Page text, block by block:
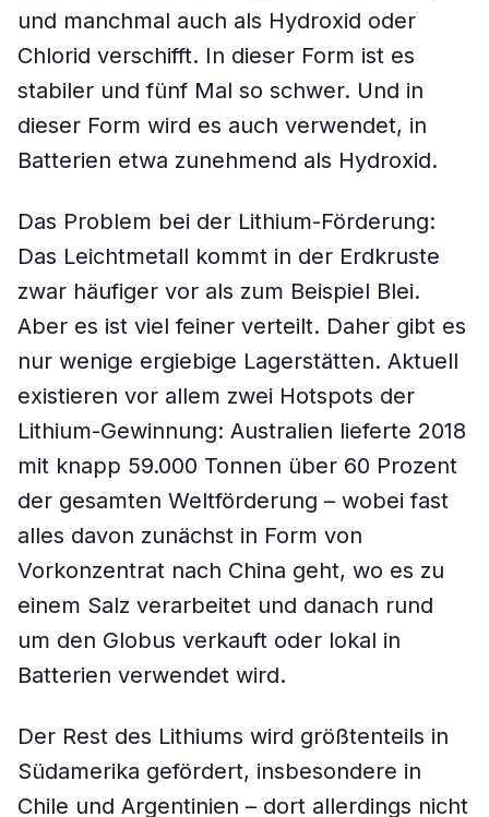
und manchmal auch als Hydroxid oder
Chlorid verschifft. In dieser Form ist es
stabiler und fünf Mal so schwer. Und in
dieser Form wird es auch verwendet, in
Batterien etwa zunehmend als Hydroxid.
Das Problem bei der Lithium-Förderung:
Das Leichtmetall kommt in der Erdkruste
zwar häufiger vor als zum Beispiel Blei.
Aber es ist viel feiner verteilt. Daher gibt es
nur wenige ergiebige Lagerstätten. Aktuell
existieren vor allem zwei Hotspots der
Lithium-Gewinnung: Australien lieferte 2018
mit knapp 59.000 Tonnen über 60 Prozent
der gesamten Weltförderung – wobei fast
alles davon zunächst in Form von
Vorkonzentrat nach China geht, wo es zu
einem Salz verarbeitet und danach rund
um den Globus verkauft oder lokal in
Batterien verwendet wird.
Der Rest des Lithiums wird größtenteils in
Südamerika gefördert, insbesondere in
Chile und Argentinien – dort allerdings nicht